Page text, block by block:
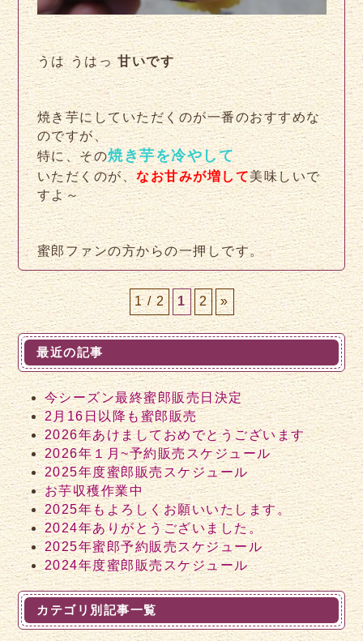
うは うはっ 甘いです
焼き芋にしていただくのが一番のおすすめな
のですが、
特に、その焼き芋を冷やして
いただくのが、なお甘みが増して美味しいで
すよ～
蜜郎ファンの方からの一押しです。
1 / 2 1 2 »
最近の記事
今シーズン最終蜜郎販売日決定
2月16日以降も蜜郎販売
2026年あけましておめでとうございます
2026年１月~予約販売スケジュール
2025年度蜜郎販売スケジュール
お芋収穫作業中
2025年もよろしくお願いいたします。
2024年ありがとうございました。
2025年蜜郎予約販売スケジュール
2024年度蜜郎販売スケジュール
カテゴリ別記事一覧